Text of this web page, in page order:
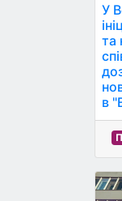
У
та
в